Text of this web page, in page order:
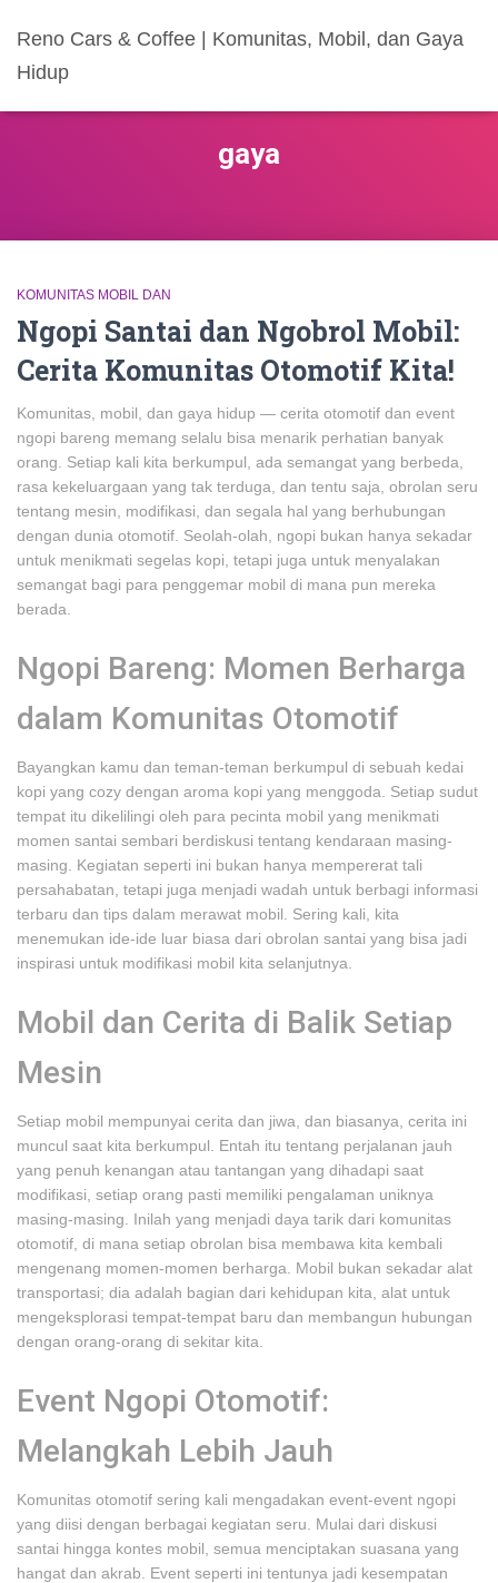
Reno Cars & Coffee | Komunitas, Mobil, dan Gaya
Hidup
gaya
KOMUNITAS MOBIL DAN
Ngopi Santai dan Ngobrol Mobil:
Cerita Komunitas Otomotif Kita!
Komunitas, mobil, dan gaya hidup — cerita otomotif dan event
ngopi bareng memang selalu bisa menarik perhatian banyak
orang. Setiap kali kita berkumpul, ada semangat yang berbeda,
rasa kekeluargaan yang tak terduga, dan tentu saja, obrolan seru
tentang mesin, modifikasi, dan segala hal yang berhubungan
dengan dunia otomotif. Seolah-olah, ngopi bukan hanya sekadar
untuk menikmati segelas kopi, tetapi juga untuk menyalakan
semangat bagi para penggemar mobil di mana pun mereka
berada.
Ngopi Bareng: Momen Berharga
dalam Komunitas Otomotif
Bayangkan kamu dan teman-teman berkumpul di sebuah kedai
kopi yang cozy dengan aroma kopi yang menggoda. Setiap sudut
tempat itu dikelilingi oleh para pecinta mobil yang menikmati
momen santai sembari berdiskusi tentang kendaraan masing-
masing. Kegiatan seperti ini bukan hanya mempererat tali
persahabatan, tetapi juga menjadi wadah untuk berbagi informasi
terbaru dan tips dalam merawat mobil. Sering kali, kita
menemukan ide-ide luar biasa dari obrolan santai yang bisa jadi
inspirasi untuk modifikasi mobil kita selanjutnya.
Mobil dan Cerita di Balik Setiap
Mesin
Setiap mobil mempunyai cerita dan jiwa, dan biasanya, cerita ini
muncul saat kita berkumpul. Entah itu tentang perjalanan jauh
yang penuh kenangan atau tantangan yang dihadapi saat
modifikasi, setiap orang pasti memiliki pengalaman uniknya
masing-masing. Inilah yang menjadi daya tarik dari komunitas
otomotif, di mana setiap obrolan bisa membawa kita kembali
mengenang momen-momen berharga. Mobil bukan sekadar alat
transportasi; dia adalah bagian dari kehidupan kita, alat untuk
mengeksplorasi tempat-tempat baru dan membangun hubungan
dengan orang-orang di sekitar kita.
Event Ngopi Otomotif:
Melangkah Lebih Jauh
Komunitas otomotif sering kali mengadakan event-event ngopi
yang diisi dengan berbagai kegiatan seru. Mulai dari diskusi
santai hingga kontes mobil, semua menciptakan suasana yang
hangat dan akrab. Event seperti ini tentunya jadi kesempatan